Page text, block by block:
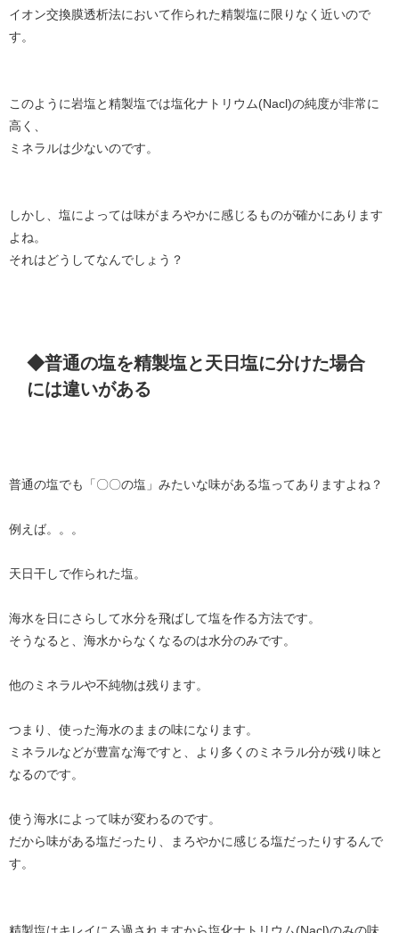
イオン交換膜透析法において作られた精製塩に限りなく近いので
す。
このように岩塩と精製塩では塩化ナトリウム(Nacl)の純度が非常に
高く、
ミネラルは少ないのです。
しかし、塩によっては味がまろやかに感じるものが確かにあります
よね。
それはどうしてなんでしょう？
◆普通の塩を精製塩と天日塩に分けた場合
には違いがある
普通の塩でも「〇〇の塩」みたいな味がある塩ってありますよね？
例えば。。。
天日干しで作られた塩。
海水を日にさらして水分を飛ばして塩を作る方法です。
そうなると、海水からなくなるのは水分のみです。
他のミネラルや不純物は残ります。
つまり、使った海水のままの味になります。
ミネラルなどが豊富な海ですと、より多くのミネラル分が残り味と
なるのです。
使う海水によって味が変わるのです。
だから味がある塩だったり、まろやかに感じる塩だったりするんで
す。
精製塩はキレイにろ過されますから塩化ナトリウム(Nacl)のみの味